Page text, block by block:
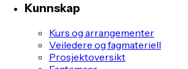
Kunnskap
Kurs og arrangementer
Veiledere og fagmateriell
Prosjektoversikt